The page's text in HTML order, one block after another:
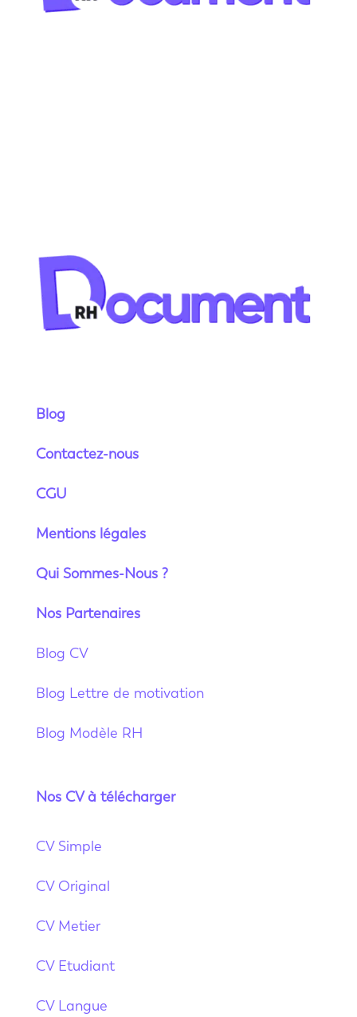
Blog
Contactez-nous
CGU
Mentions légales
Qui Sommes-Nous ?
Nos Partenaires
Blog CV
Blog Lettre de motivation
Blog Modèle RH
Nos CV à télécharger
CV Simple
CV Original
CV Metier
CV Etudiant
CV Langue